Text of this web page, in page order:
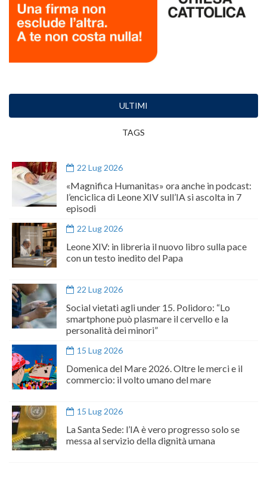
ULTIMI
TAGS
22 Lug 2026
«Magnifica Humanitas» ora anche in podcast:
l’enciclica di Leone XIV sull’IA si ascolta in 7
episodi
22 Lug 2026
Leone XIV: in libreria il nuovo libro sulla pace
con un testo inedito del Papa
22 Lug 2026
Social vietati agli under 15. Polidoro: “Lo
smartphone può plasmare il cervello e la
personalità dei minori”
15 Lug 2026
Domenica del Mare 2026. Oltre le merci e il
commercio: il volto umano del mare
15 Lug 2026
La Santa Sede: l’IA è vero progresso solo se
messa al servizio della dignità umana